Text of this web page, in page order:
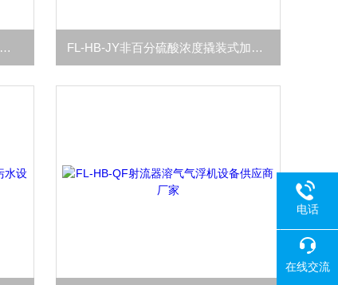
fl-hb-jy不锈钢箱体硫酸亚铁加药装置设备厂家 FL-HB-JY非百分硫酸浓度撬装式加药装置厂家
电话
在线交流